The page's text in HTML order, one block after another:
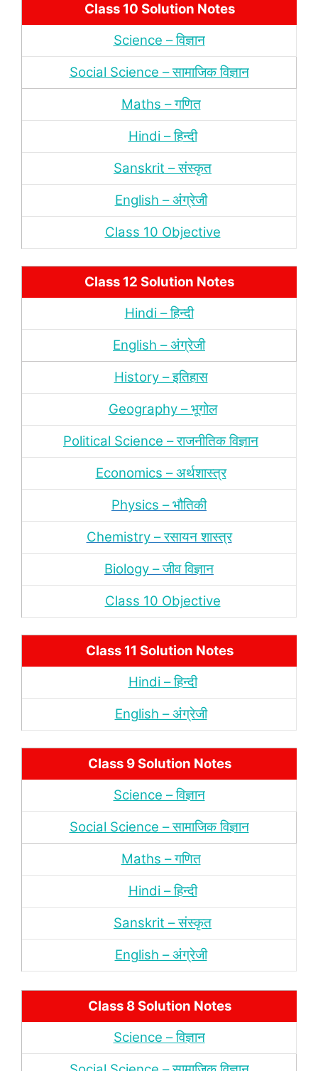
Class 10 Solution Notes
Science – विज्ञान
Social Science – सामाजिक विज्ञान
Maths – गणित
Hindi – हिन्‍दी
Sanskrit – संस्‍कृत
English – अंंग्रेजी
Class 10 Objective
Class 12 Solution Notes
Hindi – हिन्‍दी
English – अंग्रेजी
History – इतिहास
Geography – भूगोल
Political Science – राजनीतिक विज्ञान
Economics – अर्थशास्‍त्र
Physics – भौतिकी
Chemistry – रसायन शास्‍त्र
Biology – जीव विज्ञान
Class 10 Objective
Class 11 Solution Notes
Hindi – हिन्‍दी
English – अंंग्रेजी
Class 9 Solution Notes
Science – विज्ञान
Social Science – सामाजिक विज्ञान
Maths – गणित
Hindi – हिन्‍दी
Sanskrit – संस्‍कृत
English – अंंग्रेजी
Class 8 Solution Notes
Science – विज्ञान